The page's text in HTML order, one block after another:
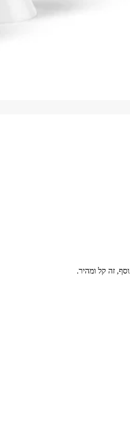
זה קל ומהיר.